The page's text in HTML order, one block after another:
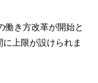
働き方改革が開始と
上限が設けられま